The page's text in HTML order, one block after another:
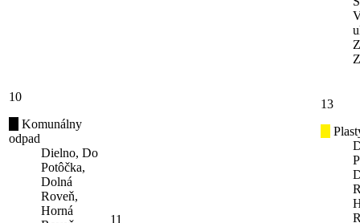
10
Komunálny
odpad
Dielno, Do
Potôčka,
Dolná
Roveň,
Horná
11
13